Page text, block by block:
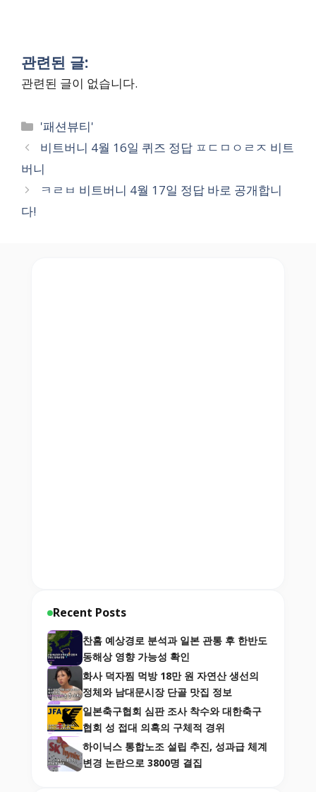
관련된 글:
관련된 글이 없습니다.
Categories
'패션뷰티'
비트버니 4월 16일 퀴즈 정답 ㅍㄷㅁㅇㄹㅈ 비트
버니
ㅋㄹㅂ 비트버니 4월 17일 정답 바로 공개합니
다!
Recent Posts
찬홈 예상경로 분석과 일본 관통 후 한반도
동해상 영향 가능성 확인
화사 덕자찜 먹방 18만 원 자연산 생선의
정체와 남대문시장 단골 맛집 정보
일본축구협회 심판 조사 착수와 대한축구
협회 성 접대 의혹의 구체적 경위
하이닉스 통합노조 설립 추진, 성과급 체계
변경 논란으로 3800명 결집